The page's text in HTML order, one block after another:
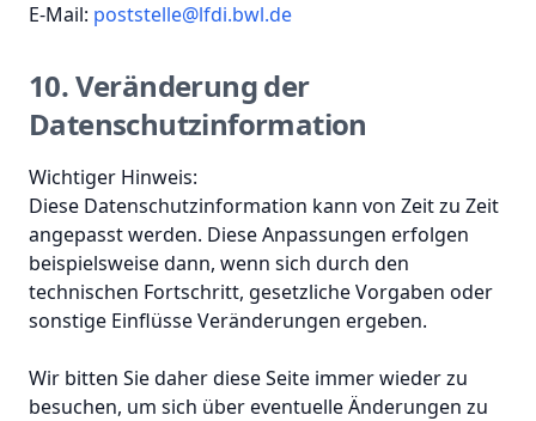
E-Mail: poststelle@lfdi.bwl.de
10. Veränderung der
Datenschutzinformation
Wichtiger Hinweis:
Diese Datenschutzinformation kann von Zeit zu Zeit
angepasst werden. Diese Anpassungen erfolgen
beispielsweise dann, wenn sich durch den
technischen Fortschritt, gesetzliche Vorgaben oder
sonstige Einflüsse Veränderungen ergeben.
Wir bitten Sie daher diese Seite immer wieder zu
besuchen, um sich über eventuelle Änderungen zu